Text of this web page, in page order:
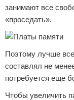
занимают все
«проседать».
Поэтому лучше
составлял не
потребуется еще
Чтобы увеличить